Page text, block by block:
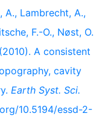
A., Lambrecht, A.,
F.-O., Nøst, O.
A consistent
cavity
Earth Syst. Sci.
10.5194/essd-2-